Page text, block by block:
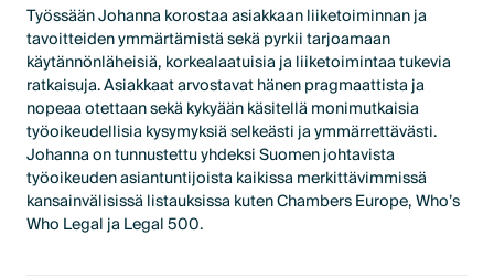
Työssään Johanna korostaa asiakkaan liiketoiminnan ja
tavoitteiden ymmärtämistä sekä pyrkii tarjoamaan
käytännönläheisiä, korkealaatuisia ja liiketoimintaa tukevia
ratkaisuja. Asiakkaat arvostavat hänen pragmaattista ja
nopeaa otettaan sekä kykyään käsitellä monimutkaisia
työoikeudellisia kysymyksiä selkeästi ja ymmärrettävästi.
Johanna on tunnustettu yhdeksi Suomen johtavista
työoikeuden asiantuntijoista kaikissa merkittävimmissä
kansainvälisissä listauksissa kuten Chambers Europe, Who’s
Who Legal ja Legal 500.